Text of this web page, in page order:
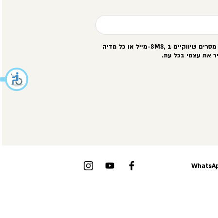
שיווקיים ב -SMS,מייל או כל מדיה
את עצמי בכל עת.